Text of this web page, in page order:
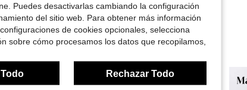
Puedes desactivarlas cambiando la configuración
del sitio web. Para obtener más información
de cookies opcionales, selecciona
sobre cómo procesamos los datos que recopilamos,
Rechazar Todo